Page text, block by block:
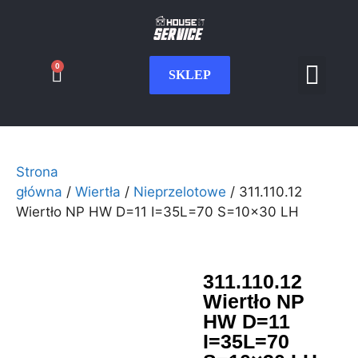
SKLEP
0
Strona
główna / Wiertła / Nieprzelotowe / 311.110.12
Wiertło NP HW D=11 I=35L=70 S=10×30 LH
311.110.12
Wiertło NP
HW D=11
I=35L=70